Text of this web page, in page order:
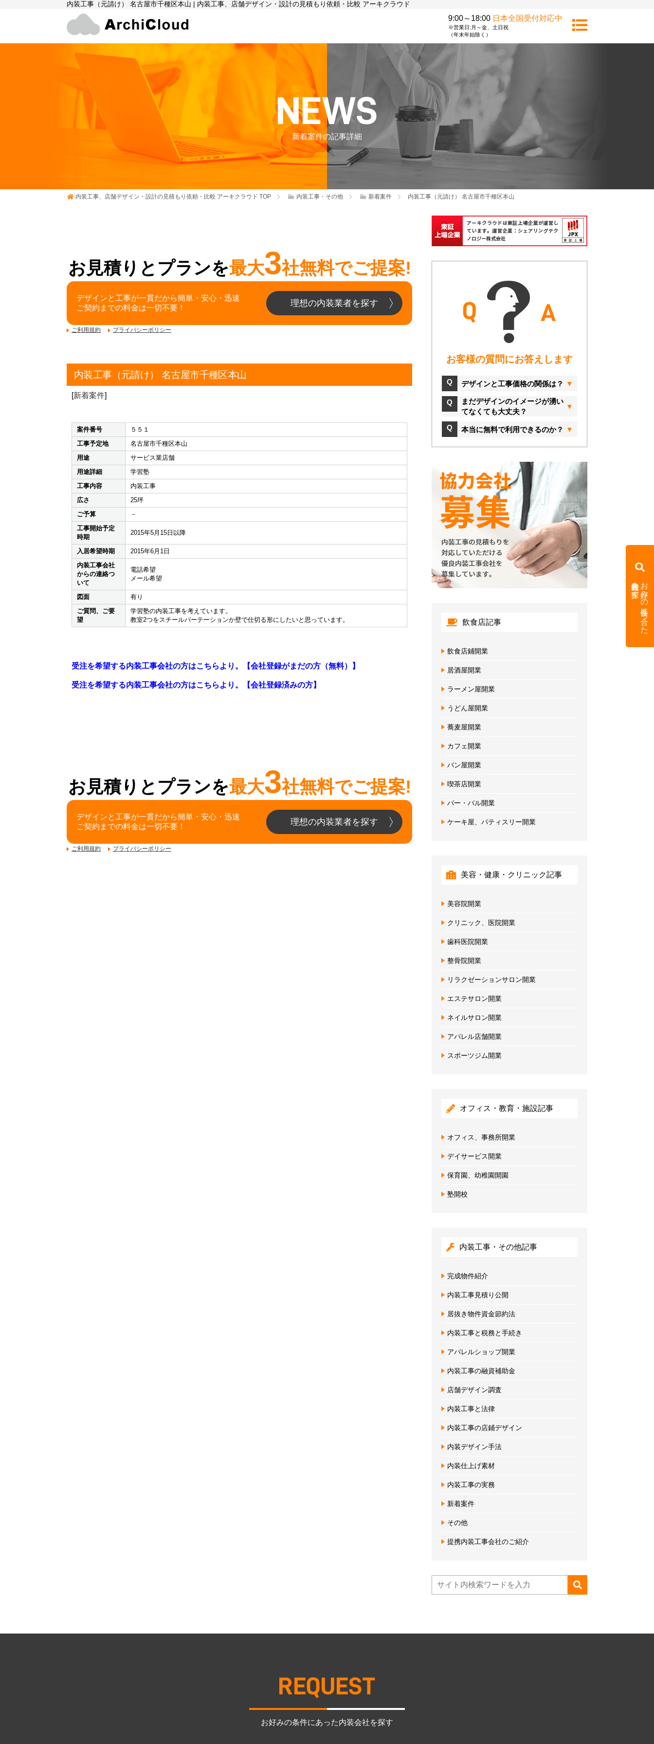
内装工事（元請け） 名古屋市千種区本山 | 内装工事、店舗デザイン・設計の見積もり依頼・比較 アーキクラウド
9:00～18:00 日本全国受付対応中
※営業日:月～金、土日祝
（年末年始除く）
新着案件の記事詳細
内装工事、店舗デザイン・設計の見積もり依頼・比較 アーキクラウド TOP 内装工事・その他 新着案件 内装工事（元請け） 名古屋市千種区本山
お見積りとプランを最大3社無料でご提案!
デザインと工事が一貫だから簡単・安心・迅速
ご契約までの料金は一切不要！
理想の内装業者を探す
ご利用規約 プライバシーポリシー
内装工事（元請け） 名古屋市千種区本山
[新着案件]
案件番号
５５１
工事予定地
名古屋市千種区本山
用途
サービス業店舗
用途詳細
学習塾
工事内容
内装工事
広さ
25坪
ご予算
－
工事開始予定
時期
2015年5月15日以降
入居希望時期
2015年6月1日
内装工事会社
からの連絡つ
いて
電話希望
メール希望
図面
有り
ご質問、ご要
望
学習塾の内装工事を考えています。
教室2つをスチールパーテーションか壁で仕切る形にしたいと思っています。
受注を希望する内装工事会社の方はこちらより。【会社登録がまだの方（無料）】
受注を希望する内装工事会社の方はこちらより。 【会社登録済みの方】
お見積りとプランを最大3社無料でご提案!
デザインと工事が一貫だから簡単・安心・迅速
ご契約までの料金は一切不要！
理想の内装業者を探す
ご利用規約 プライバシーポリシー
お客様の質問にお答えします
デザインと工事価格の関係は？
まだデザインのイメージが湧い
てなくても大丈夫？
本当に無料で利用できるのか？
飲食店記事
飲食店鋪開業
居酒屋開業
ラーメン屋開業
うどん屋開業
蕎麦屋開業
カフェ開業
パン屋開業
喫茶店開業
バー・バル開業
ケーキ屋、パティスリー開業
美容・健康・クリニック記事
美容院開業
クリニック、医院開業
歯科医院開業
整骨院開業
リラクゼーションサロン開業
エステサロン開業
ネイルサロン開業
アパレル店舗開業
スポーツジム開業
オフィス・教育・施設記事
オフィス、事務所開業
デイサービス開業
保育園、幼稚園開園
塾開校
内装工事・その他記事
完成物件紹介
内装工事見積り公開
居抜き物件資金節約法
内装工事と税務と手続き
アパレルショップ開業
内装工事の融資補助金
店舗デザイン調査
内装工事と法律
内装工事の店鋪デザイン
内装デザイン手法
内装仕上げ素材
内装工事の実務
新着案件
その他
提携内装工事会社のご紹介
お好みの条件にあった内装会社を探す
お好みの条件に合った
内装会社を探す